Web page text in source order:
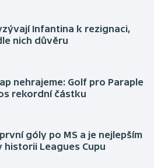
Infantina k rezignaci,
nich důvěru
nehrajeme: Golf pro Paraple
rekordní částku
góly po MS a je nejlepším
historii Leagues Cupu